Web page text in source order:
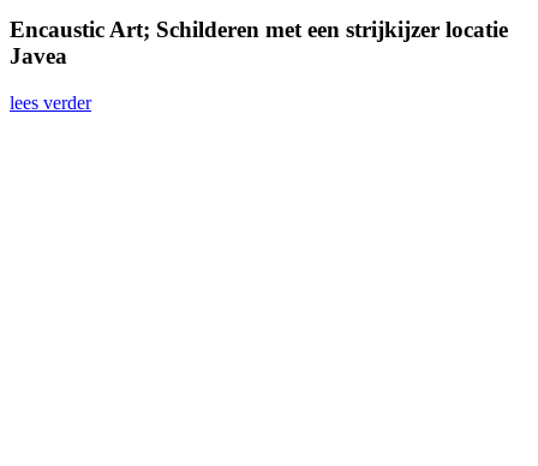
Encaustic Art; Schilderen met een strijkijzer locatie
Javea
lees verder